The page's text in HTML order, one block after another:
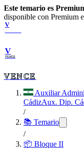
Este temario es
disponible con Premium
V
V
VENCE
VENCE
Auxiliar
CádizAux. Dip.
/
📚 Temario
/
📦 Bloque II